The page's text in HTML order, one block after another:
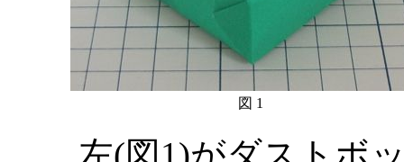
図 1